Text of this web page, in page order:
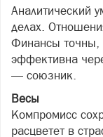
Аналитический
делах.
Финансы точны,
эффективна
— союзник.
Весы
Компромисс
расцветет в